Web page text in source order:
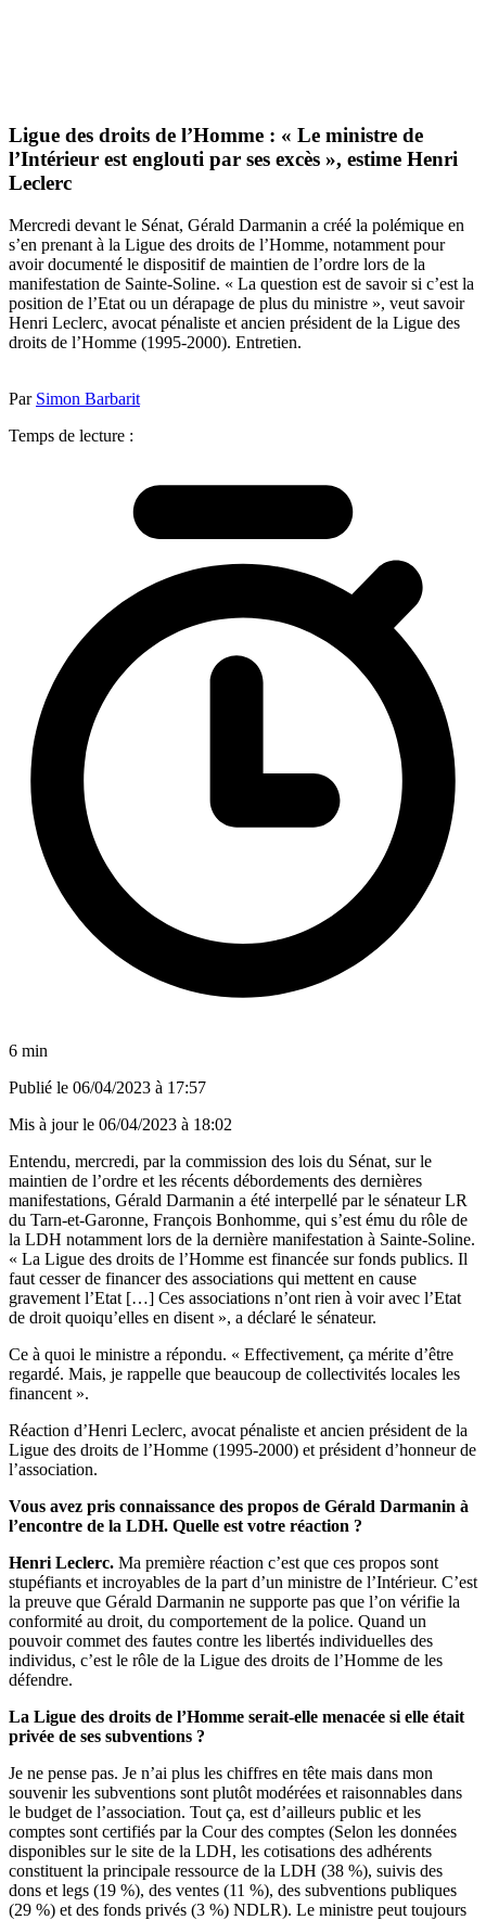
Ligue des droits de l’Homme : « Le ministre de
l’Intérieur est englouti par ses excès », estime Henri
Leclerc
Mercredi devant le Sénat, Gérald Darmanin a créé la polémique en
s’en prenant à la Ligue des droits de l’Homme, notamment pour
avoir documenté le dispositif de maintien de l’ordre lors de la
manifestation de Sainte-Soline. « La question est de savoir si c’est la
position de l’Etat ou un dérapage de plus du ministre », veut savoir
Henri Leclerc, avocat pénaliste et ancien président de la Ligue des
droits de l’Homme (1995-2000). Entretien.
Par Simon Barbarit
Temps de lecture :
6 min
Publié le 06/04/2023 à 17:57
Mis à jour le 06/04/2023 à 18:02
Entendu, mercredi, par la commission des lois du Sénat, sur le
maintien de l’ordre et les récents débordements des dernières
manifestations, Gérald Darmanin a été interpellé par le sénateur LR
du Tarn-et-Garonne, François Bonhomme, qui s’est ému du rôle de
la LDH notamment lors de la dernière manifestation à Sainte-Soline.
« La Ligue des droits de l’Homme est financée sur fonds publics. Il
faut cesser de financer des associations qui mettent en cause
gravement l’Etat […] Ces associations n’ont rien à voir avec l’Etat
de droit quoiqu’elles en disent », a déclaré le sénateur.
Ce à quoi le ministre a répondu. « Effectivement, ça mérite d’être
regardé. Mais, je rappelle que beaucoup de collectivités locales les
financent ».
Réaction d’Henri Leclerc, avocat pénaliste et ancien président de la
Ligue des droits de l’Homme (1995-2000) et président d’honneur de
l’association.
Vous avez pris connaissance des propos de Gérald Darmanin à
l’encontre de la LDH. Quelle est votre réaction ?
Henri Leclerc. Ma première réaction c’est que ces propos sont
stupéfiants et incroyables de la part d’un ministre de l’Intérieur. C’est
la preuve que Gérald Darmanin ne supporte pas que l’on vérifie la
conformité au droit, du comportement de la police. Quand un
pouvoir commet des fautes contre les libertés individuelles des
individus, c’est le rôle de la Ligue des droits de l’Homme de les
défendre.
La Ligue des droits de l’Homme serait-elle menacée si elle était
privée de ses subventions ?
Je ne pense pas. Je n’ai plus les chiffres en tête mais dans mon
souvenir les subventions sont plutôt modérées et raisonnables dans
le budget de l’association. Tout ça, est d’ailleurs public et les
comptes sont certifiés par la Cour des comptes (Selon les données
disponibles sur le site de la LDH, les cotisations des adhérents
constituent la principale ressource de la LDH (38 %), suivis des
dons et legs (19 %), des ventes (11 %), des subventions publiques
(29 %) et des fonds privés (3 %) NDLR). Le ministre peut toujours